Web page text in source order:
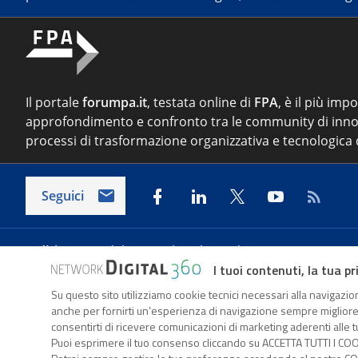
Il portaleforumpa.it, testata online di FPA, è il più
approfondimento e confronto tra le community di
processi di trasformazione organizzativa e tecnologica
Seguici
Indirizzo:Via del Porto Fluviale 67/d – 00154 Roma
Forumpa.it è una pubblicazione telematica iscritta
FPA s.r.l. è società soggetta a Direzione e
Codice
I tuoi contenuti, la tua
Su questo sito utilizziamo cookie tecnici necessari alla
anche per fornirti un’esperienza di navigazione sempre
consentirti di ricevere comunicazioni di marketing aderenti alle
Puoi esprimere il tuo consenso cliccando su ACCETTA TUTTI I